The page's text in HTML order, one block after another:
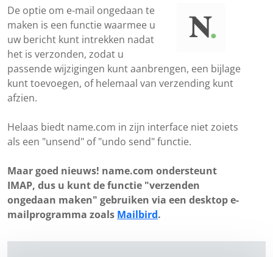
De optie om e-mail ongedaan te
maken is een functie waarmee u
uw bericht kunt intrekken nadat
het is verzonden, zodat u
passende wijzigingen kunt aanbrengen, een bijlage
kunt toevoegen, of helemaal van verzending kunt
afzien.
Helaas biedt name.com in zijn interface niet zoiets
als een "unsend" of "undo send" functie.
Maar goed nieuws! name.com ondersteunt
IMAP, dus u kunt de functie "verzenden
ongedaan maken" gebruiken via een desktop e-
mailprogramma zoals Mailbird.